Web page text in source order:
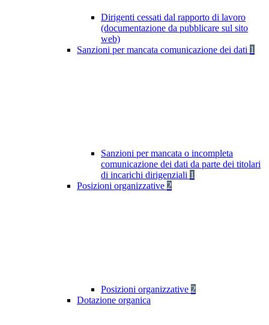
Dirigenti cessati dal rapporto di lavoro
(documentazione da pubblicare sul sito
web)
Sanzioni per mancata comunicazione dei dati 1
Sanzioni per mancata o incompleta
comunicazione dei dati da parte dei titolari
di incarichi dirigenziali 1
Posizioni organizzative 2
Posizioni organizzative 2
Dotazione organica